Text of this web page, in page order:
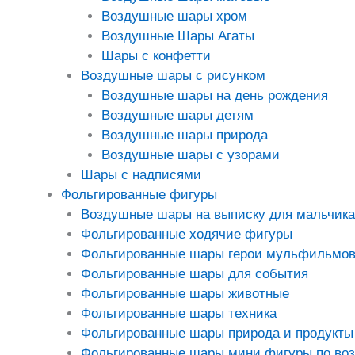
Воздушные шары хром
Воздушные Шары Агаты
Шары с конфетти
Воздушные шары с рисунком
Воздушные шары на день рождения
Воздушные шары детям
Воздушные шары природа
Воздушные шары с узорами
Шары с надписями
Фольгированные фигуры
Воздушные шары на выписку для мальчика
Фольгированные ходячие фигуры
Фольгированные шары герои мульфильмов
Фольгированные шары для события
Фольгированные шары животные
Фольгированные шары техника
Фольгированные шары природа и продукты